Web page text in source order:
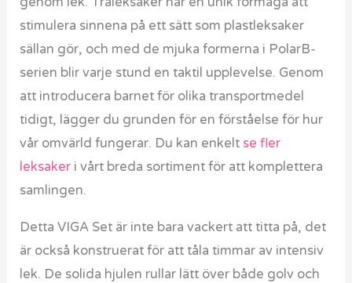
stimulera sinnena på ett sätt som plastleksaker
sällan gör, och med de mjuka formerna i PolarB-
serien blir varje stund en taktil upplevelse. Genom
att introducera barnet för olika transportmedel
tidigt, lägger du grunden för en förståelse för hur
vår omvärld fungerar. Du kan enkelt se fler
leksaker i vårt breda sortiment för att komplettera
samlingen.
Detta VIGA Set är inte bara vackert att titta på, det
är också konstruerat för att tåla timmar av intensiv
lek. De solida hjulen rullar lätt över både golv och